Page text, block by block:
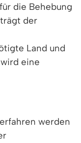
die Behebung
der
Land und
eine
werden